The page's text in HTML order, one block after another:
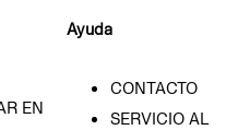
EN
Ayuda
CONTACTO
SERVICIO AL